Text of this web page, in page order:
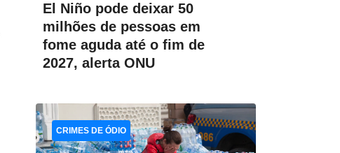
El Niño pode deixar 50
milhões de pessoas em
fome aguda até o fim de
2027, alerta ONU
CRIMES DE ÓDIO